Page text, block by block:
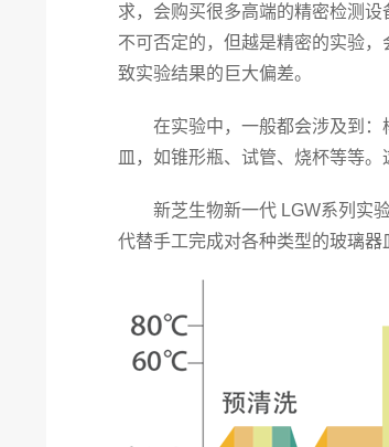
求，会购买很多高端的精密检测
不可否定的，但越是精密的实验
致实验结果的巨大偏差。
在实验中，一般都会涉及到：
皿，如锥形瓶、试管、烧杯等等
新芝生物新一代 LGW系列实验
代替手工完成对各种类型的玻璃器